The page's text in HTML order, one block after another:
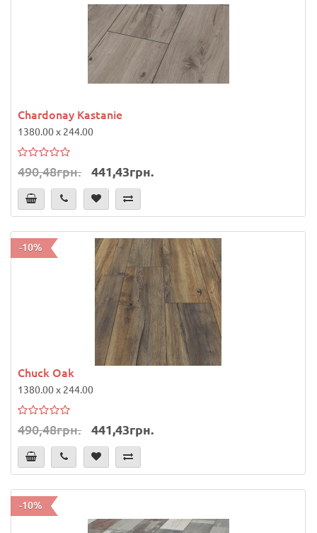
Chardonay Kastanie
1380.00 x 244.00
490,48грн. 441,43грн.
-10%
Chuck Oak
1380.00 x 244.00
490,48грн. 441,43грн.
-10%